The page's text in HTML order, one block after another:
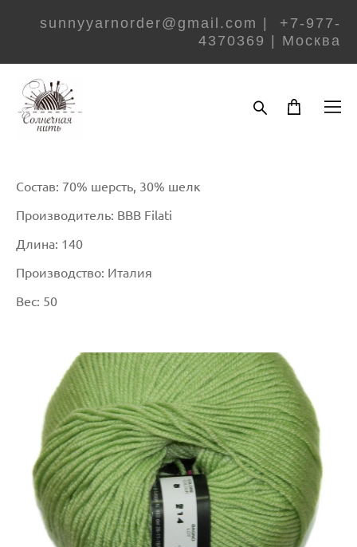
sunnyyarnorder@gmail.com | +7-977-
4370369 | Москва
Состав: 70% шерсть, 30% шелк
Производитель: BBB Filati
Длина: 140
Производство: Италия
Вес: 50